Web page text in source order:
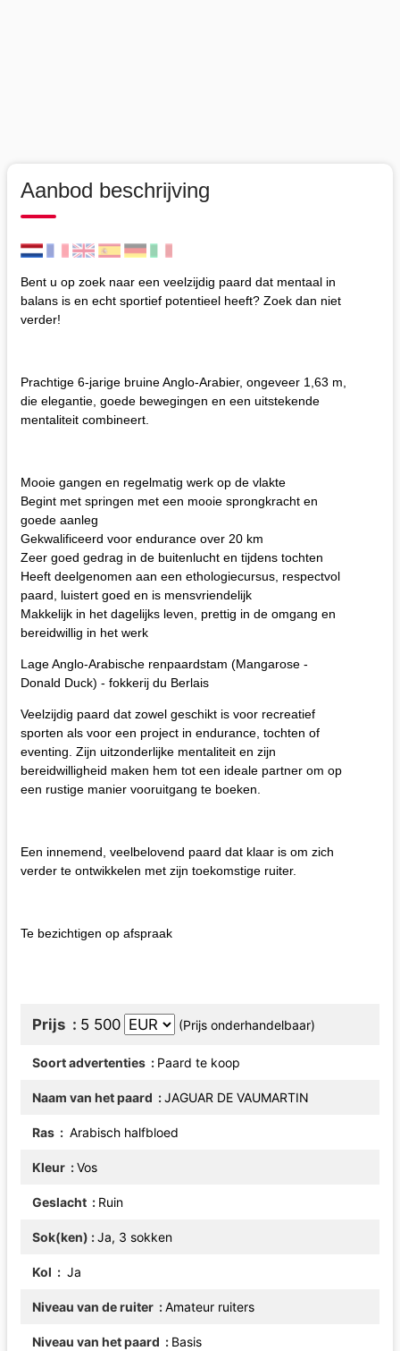
Aanbod beschrijving
Bent u op zoek naar een veelzijdig paard dat mentaal in
balans is en echt sportief potentieel heeft? Zoek dan niet
verder!
Prachtige 6-jarige bruine Anglo-Arabier, ongeveer 1,63 m,
die elegantie, goede bewegingen en een uitstekende
mentaliteit combineert.
Mooie gangen en regelmatig werk op de vlakte
Begint met springen met een mooie sprongkracht en
goede aanleg
Gekwalificeerd voor endurance over 20 km
Zeer goed gedrag in de buitenlucht en tijdens tochten
Heeft deelgenomen aan een ethologiecursus, respectvol
paard, luistert goed en is mensvriendelijk
Makkelijk in het dagelijks leven, prettig in de omgang en
bereidwillig in het werk
Lage Anglo-Arabische renpaardstam (Mangarose -
Donald Duck) - fokkerij du Berlais
Veelzijdig paard dat zowel geschikt is voor recreatief
sporten als voor een project in endurance, tochten of
eventing. Zijn uitzonderlijke mentaliteit en zijn
bereidwilligheid maken hem tot een ideale partner om op
een rustige manier vooruitgang te boeken.
Een innemend, veelbelovend paard dat klaar is om zich
verder te ontwikkelen met zijn toekomstige ruiter.
Te bezichtigen op afspraak
Prijs 5 500 (Prijs onderhandelbaar)
Soort advertenties Paard te koop
Naam van het paard JAGUAR DE VAUMARTIN
Ras Arabisch halfbloed
Kleur Vos
Geslacht Ruin
Sok(ken) Ja, 3 sokken
Kol Ja
Niveau van de ruiter Amateur ruiters
Niveau van het paard Basis